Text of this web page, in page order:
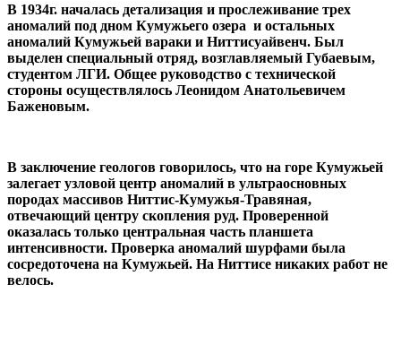
В 1934г. началась детализация и прослеживание трех
аномалий под дном Кумужьего озера и остальных
аномалий Кумужьей вараки и Ниттисуайвенч. Был
выделен специальный отряд, возглавляемый Губаевым,
студентом ЛГИ. Общее руководство с технической
стороны осуществлялось Леонидом Анатольевичем
Баженовым.
В заключение геологов говорилось, что на горе Кумужьей
залегает узловой центр аномалий в ультраосновных
породах массивов Ниттис-Кумужья-Травяная,
отвечающий центру скопления руд. Проверенной
оказалась только центральная часть планшета
интенсивности. Проверка аномалий шурфами была
сосредоточена на Кумужьей. На Ниттисе никаких работ не
велось.